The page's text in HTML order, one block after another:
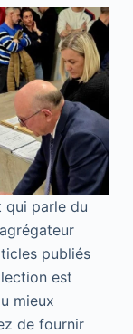
parle du
publiés
est
mieux
de fournir